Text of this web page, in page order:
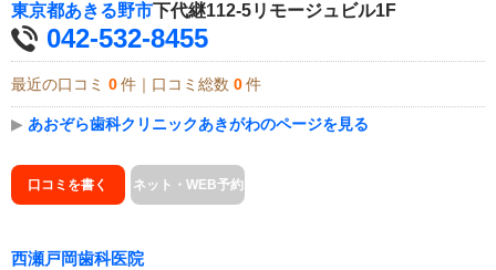
東京都あきる野市下代継112-5リモージュビル1F
042-532-8455
最近の口コミ 0 件｜口コミ総数 0 件
▶ あおぞら歯科クリニックあきがわのページを見る
口コミを書く ネット・WEB予約
西瀬戸岡歯科医院